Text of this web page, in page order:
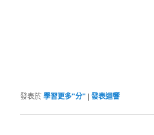
發表於學習更多"分" |發表迴響